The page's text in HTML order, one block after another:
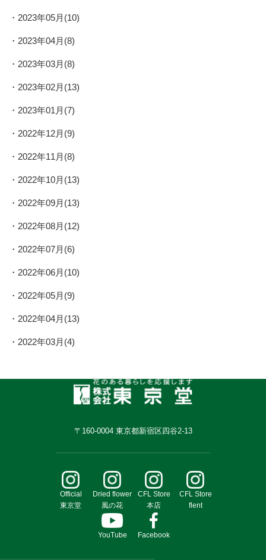
2023年05月(10)
2023年04月(8)
2023年03月(8)
2023年02月(13)
2023年01月(7)
2022年12月(9)
2022年11月(8)
2022年10月(13)
2022年09月(13)
2022年08月(12)
2022年07月(6)
2022年06月(10)
2022年05月(9)
2022年04月(13)
2022年03月(4)
〒160-0004 東京都新宿区四谷2-13
Official
東京堂
Dried flower
風の花
CFL Store
本店
CFL Store
flent
YouTube Facebook